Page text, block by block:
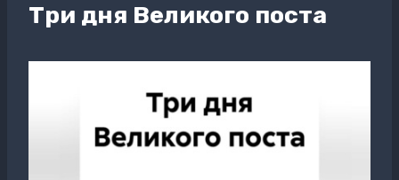
Три дня Великого поста